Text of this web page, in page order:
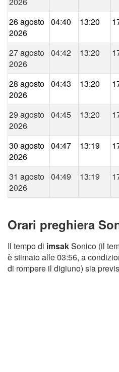
26 agosto
2026
04:40 13:20
27 agosto
2026
04:42 13:20
28 agosto
2026
04:43 13:20
29 agosto
2026
04:45 13:20
30 agosto
2026
04:47 13:19
31 agosto
2026
04:49 13:19
Orari preghiera
Il tempo di imsakSonico (il
è stimato alle 03:56, a
di rompere il digiuno) sia